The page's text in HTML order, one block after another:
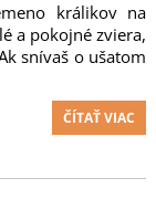
králikov na
a pokojné zviera,
snívaš o ušatom
ČÍTAŤ VIAC